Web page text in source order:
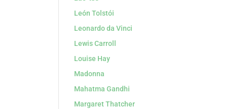
León Tolstói
Leonardo da Vinci
Lewis Carroll
Louise Hay
Madonna
Mahatma Gandhi
Margaret Thatcher